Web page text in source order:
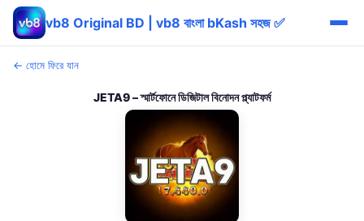
vb8 Original BD | vb8 বাংলা bKash সহজ ✅
← হোমে ফিরে যান
JETA9 – স্মার্টফোনে ডিজিটাল বিনোদন প্ল্যাটফর্ম